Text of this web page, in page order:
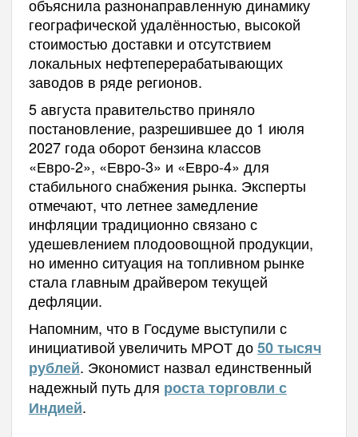
объяснила разнонаправленную динамику
географической удалённостью, высокой
стоимостью доставки и отсутствием
локальных нефтеперерабатывающих
заводов в ряде регионов.
5 августа правительство приняло
постановление, разрешившее до 1 июля
2027 года оборот бензина классов
«Евро-2», «Евро-3» и «Евро-4» для
стабильного снабжения рынка. Эксперты
отмечают, что летнее замедление
инфляции традиционно связано с
удешевлением плодоовощной продукции,
но именно ситуация на топливном рынке
стала главным драйвером текущей
дефляции.
Напомним, что в Госдуме выступили с
инициативой увеличить МРОТ до50 тысяч
рублей. Экономист назвал единственный
надежный путь для роста торговли с
Индией.